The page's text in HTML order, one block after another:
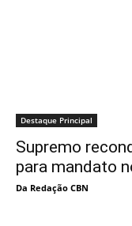
Destaque Principal
Supremo
para mandato
Da Redação CBN